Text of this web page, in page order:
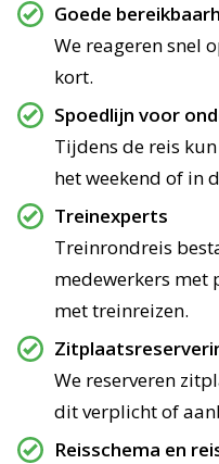
Goede
We reageren snel
kort.
Spoedlijn voor
Tijdens de reis
het weekend of in
Treinexperts
Treinrondreis
medewerkers met
met treinreizen.
We reserveren
dit verplicht of
Reisschema en